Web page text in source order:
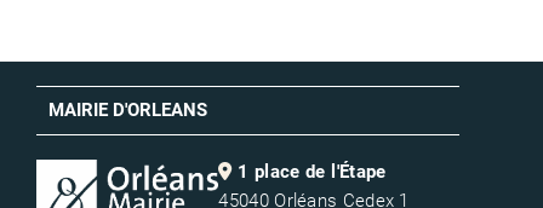
MAIRIE D'ORLEANS
1 place de l'Étape
45040 Orléans Cedex 1